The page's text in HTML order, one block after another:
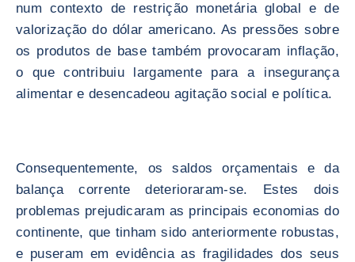
num contexto de restrição monetária global e de
valorização do dólar americano. As pressões sobre
os produtos de base também provocaram inflação,
o que contribuiu largamente para a insegurança
alimentar e desencadeou agitação social e política.
Consequentemente, os saldos orçamentais e da
balança corrente deterioraram-se. Estes dois
problemas prejudicaram as principais economias do
continente, que tinham sido anteriormente robustas,
e puseram em evidência as fragilidades dos seus